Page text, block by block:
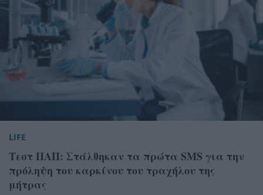
LIFE
Τεστ ΠΑΠ: Στάλθηκαν τα πρώτα SMS για την
πρόληψη του καρκίνου του τραχήλου της
μήτρας